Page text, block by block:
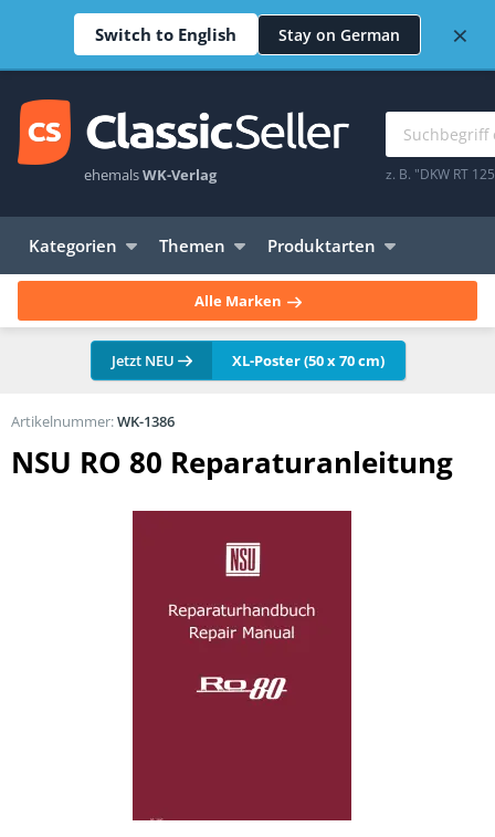
Switch to English Stay on German ×
ehemalsWK-Verlag z. B. "DKW RT
Kategorien Themen Produktarten
Alle Marken
Jetzt NEU XL-Poster (50 x 70 cm)
NSU RO 80 Reparaturanleitung
Artikelnummer:WK-1386